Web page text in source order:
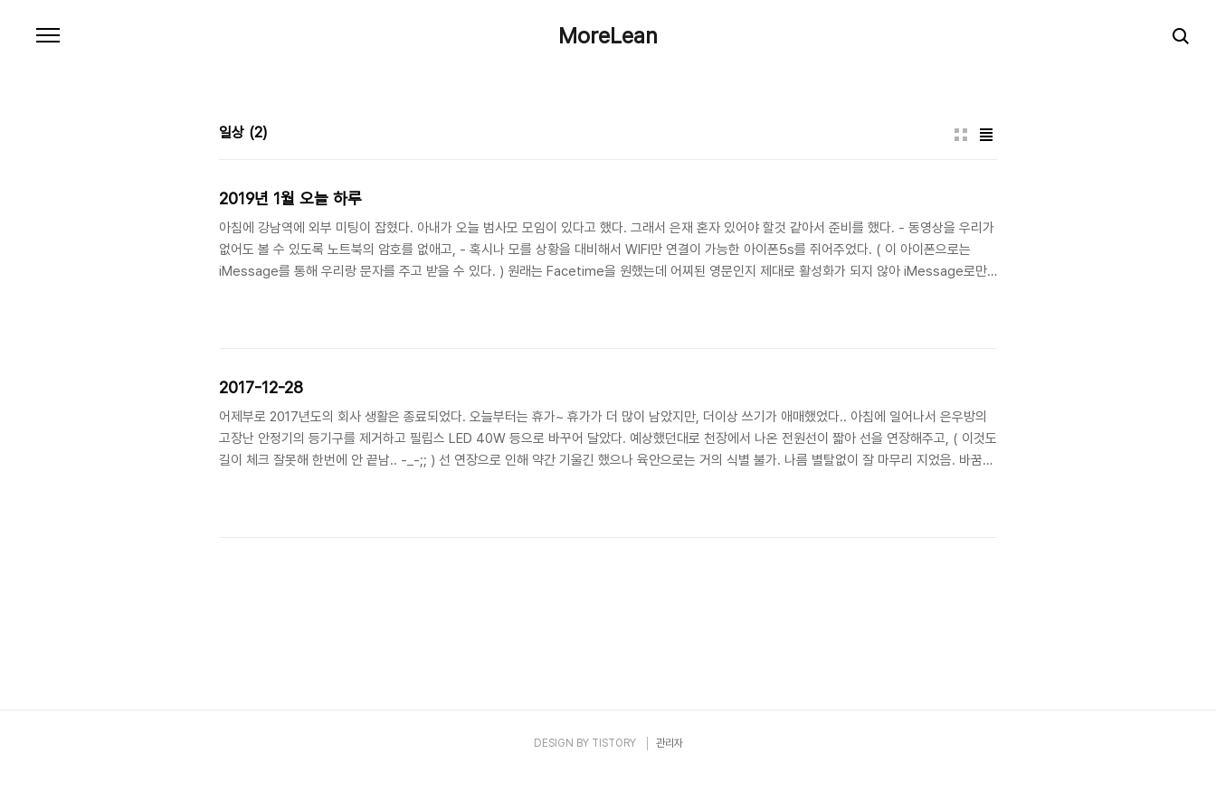
MoreLean
일상 (2)
2019년 1월 오늘 하루
아침에 강남역에 외부 미팅이 잡혔다. 아내가 오늘 범사모 모임이 있다고 했다. 그래서 은재 혼자 있어야 할것 같아서 준비를 했다. - 동영상을 우리가
없어도 볼 수 있도록 노트북의 암호를 없애고, - 혹시나 모를 상황을 대비해서 WIFI만 연결이 가능한 아이폰5s를 쥐어주었다. ( 이 아이폰으로는
iMessage를 통해 우리랑 문자를 주고 받을 수 있다. ) 원래는 Facetime을 원했는데 어찌된 영문인지 제대로 활성화가 되지 않아 iMessage로만
2017-12-28
어제부로 2017년도의 회사 생활은 종료되었다. 오늘부터는 휴가~ 휴가가 더 많이 남았지만, 더이상 쓰기가 애매했었다.. 아침에 일어나서 은우방의
고장난 안정기의 등기구를 제거하고 필립스 LED 40W 등으로 바꾸어 달았다. 예상했던대로 천장에서 나온 전원선이 짧아 선을 연장해주고, ( 이것도
길이 체크 잘못해 한번에 안 끝남.. -_-;; ) 선 연장으로 인해 약간 기울긴 했으나 육안으로는 거의 식별 불가. 나름 별탈없이 잘 마무리 지었음. 바꿈으
DESIGN BY TISTORY 관리자